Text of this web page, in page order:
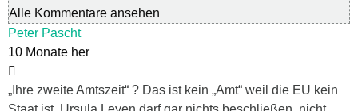
Alle Kommentare ansehen
Peter Pascht
10 Monate her
„Ihre zweite Amtszeit“ ? Das ist kein „Amt“ weil die EU kein